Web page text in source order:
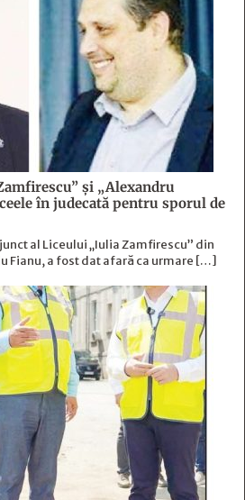
și „Alexandru
în judecată pentru sporul de
al Liceului „Iulia Zamfirescu” din
Fianu, a fost dat afară ca urmare […]